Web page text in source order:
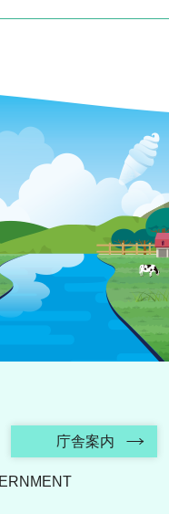
庁舎案内